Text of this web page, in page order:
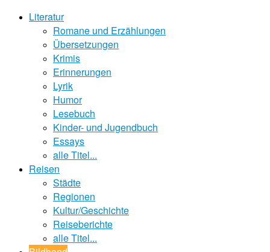
Literatur
Romane und Erzählungen
Übersetzungen
Krimis
Erinnerungen
Lyrik
Humor
Lesebuch
Kinder- und Jugendbuch
Essays
alle Titel...
Reisen
Städte
Regionen
Kultur/Geschichte
Reiseberichte
alle Titel...